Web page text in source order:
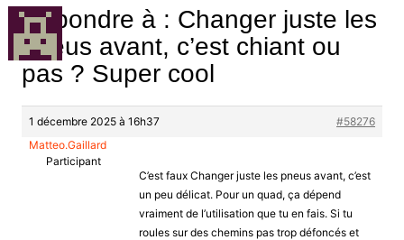
Répondre à : Changer juste les
pneus avant, c’est chiant ou
pas ? Super cool
1 décembre 2025 à 16h37
#58276
Matteo.Gaillard
Participant
C’est faux Changer juste les pneus avant, c’est
un peu délicat. Pour un quad, ça dépend
vraiment de l’utilisation que tu en fais. Si tu
roules sur des chemins pas trop défoncés et